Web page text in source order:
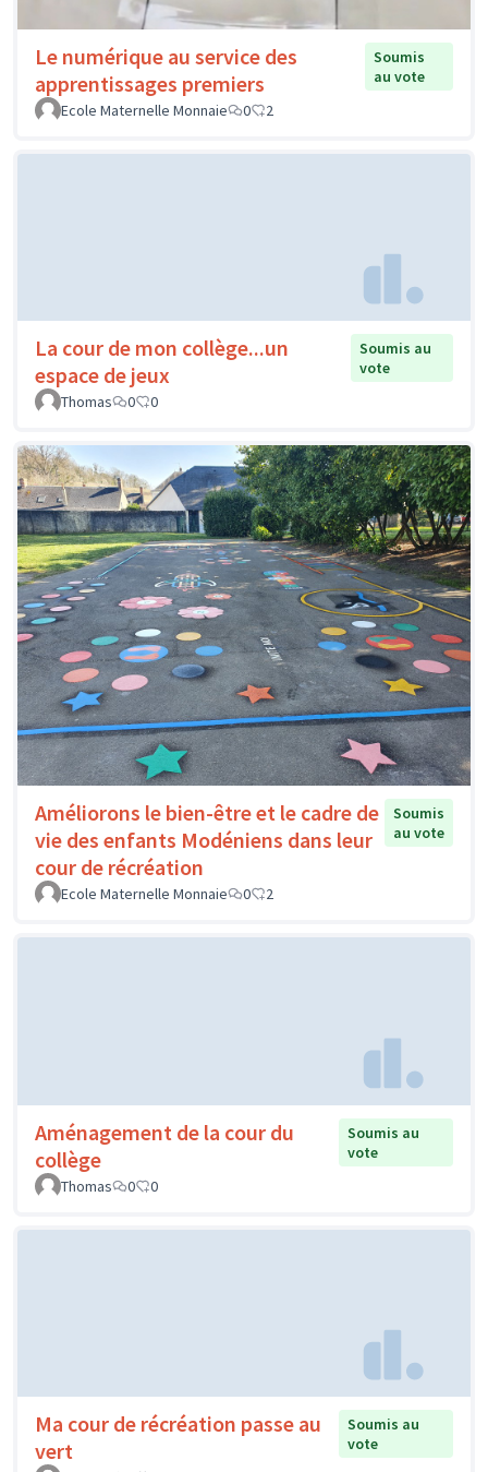
Le numérique au service des
apprentissages premiers
Soumis
au vote
Ecole Maternelle Monnaie
0 2
La cour de mon collège...un
espace de jeux
Soumis au
vote
Thomas
0 0
Améliorons le bien-être et le cadre de
vie des enfants Modéniens dans leur
cour de récréation
Soumis
au vote
Ecole Maternelle Monnaie 0 2
Aménagement de la cour du
collège
Soumis au
vote
Thomas
0 0
Ma cour de récréation passe au
vert
Soumis au
vote